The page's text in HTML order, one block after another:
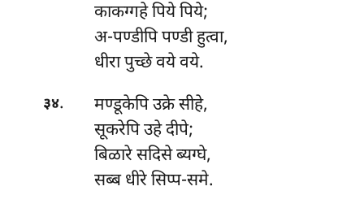
काकग्गहे पिये पिये;
अ-पण्डीपिपण्डी हुत्वा,
धीरा पुच्छे वये वये.
३४.
मण्डूकेपि उक्रे सीहे,
सूकरेपि उहे दीपे;
बिळारे सदिसे ब्यग्घे,
सब्ब धीरे सिप्प-समे.